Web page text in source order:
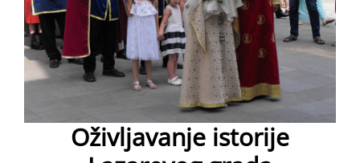
Oživljavanje istorije